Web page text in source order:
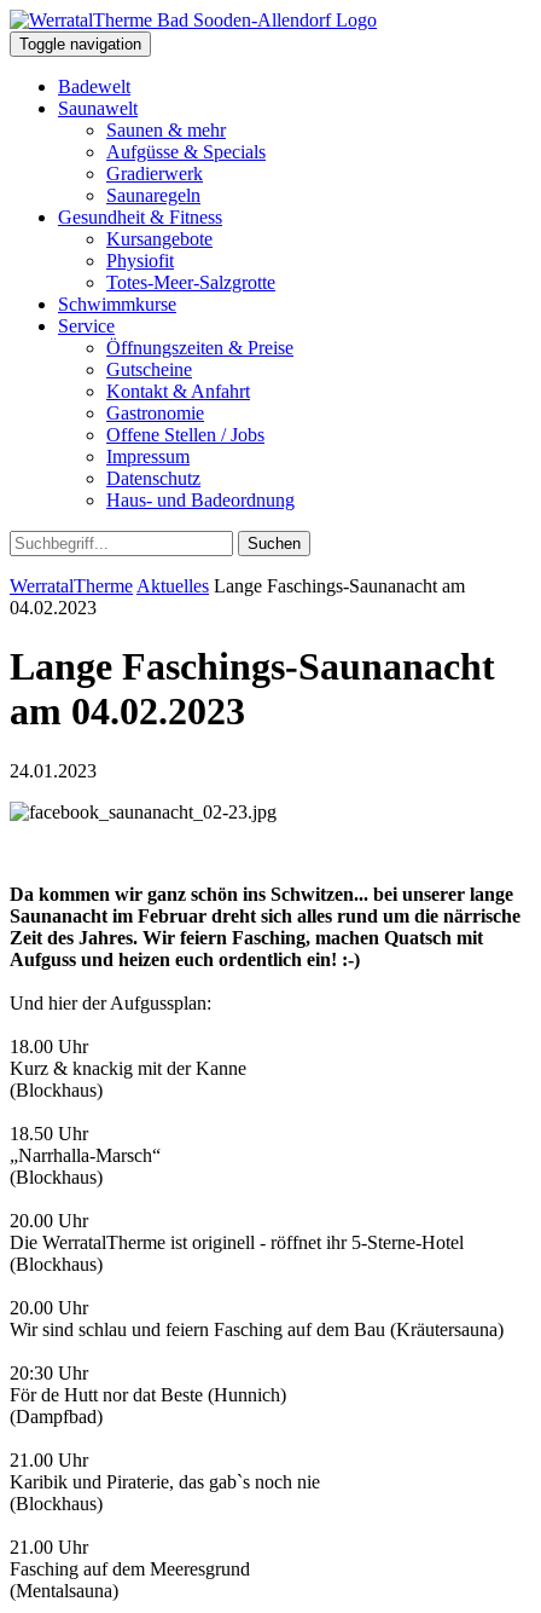
Toggle navigation
Badewelt
Saunawelt
Saunen & mehr
Aufgüsse & Specials
Gradierwerk
Saunaregeln
Gesundheit & Fitness
Kursangebote
Physiofit
Totes-Meer-Salzgrotte
Schwimmkurse
Service
Öffnungszeiten & Preise
Gutscheine
Kontakt & Anfahrt
Gastronomie
Offene Stellen / Jobs
Impressum
Datenschutz
Haus- und Badeordnung
Suchen
WerratalTherme Aktuelles Lange Faschings-Saunanacht am
04.02.2023
Lange Faschings-Saunanacht
am 04.02.2023
24.01.2023
Da kommen wir ganz schön ins Schwitzen... bei unserer lange
Saunanacht im Februar dreht sich alles rund um die närrische
Zeit des Jahres. Wir feiern Fasching, machen Quatsch mit
Aufguss und heizen euch ordentlich ein! :-)
Und hier der Aufgussplan:
18.00 Uhr
Kurz & knackig mit der Kanne
(Blockhaus)
18.50 Uhr
„Narrhalla-Marsch“
(Blockhaus)
20.00 Uhr
Die WerratalTherme ist originell - röffnet ihr 5-Sterne-Hotel
(Blockhaus)
20.00 Uhr
Wir sind schlau und feiern Fasching auf dem Bau (Kräutersauna)
20:30 Uhr
För de Hutt nor dat Beste (Hunnich)
(Dampfbad)
21.00 Uhr
Karibik und Piraterie, das gab`s noch nie
(Blockhaus)
21.00 Uhr
Fasching auf dem Meeresgrund
(Mentalsauna)